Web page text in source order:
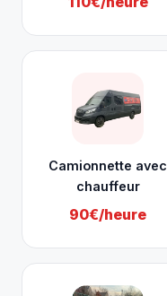
Camionnette avec
chauffeur
90€/heure